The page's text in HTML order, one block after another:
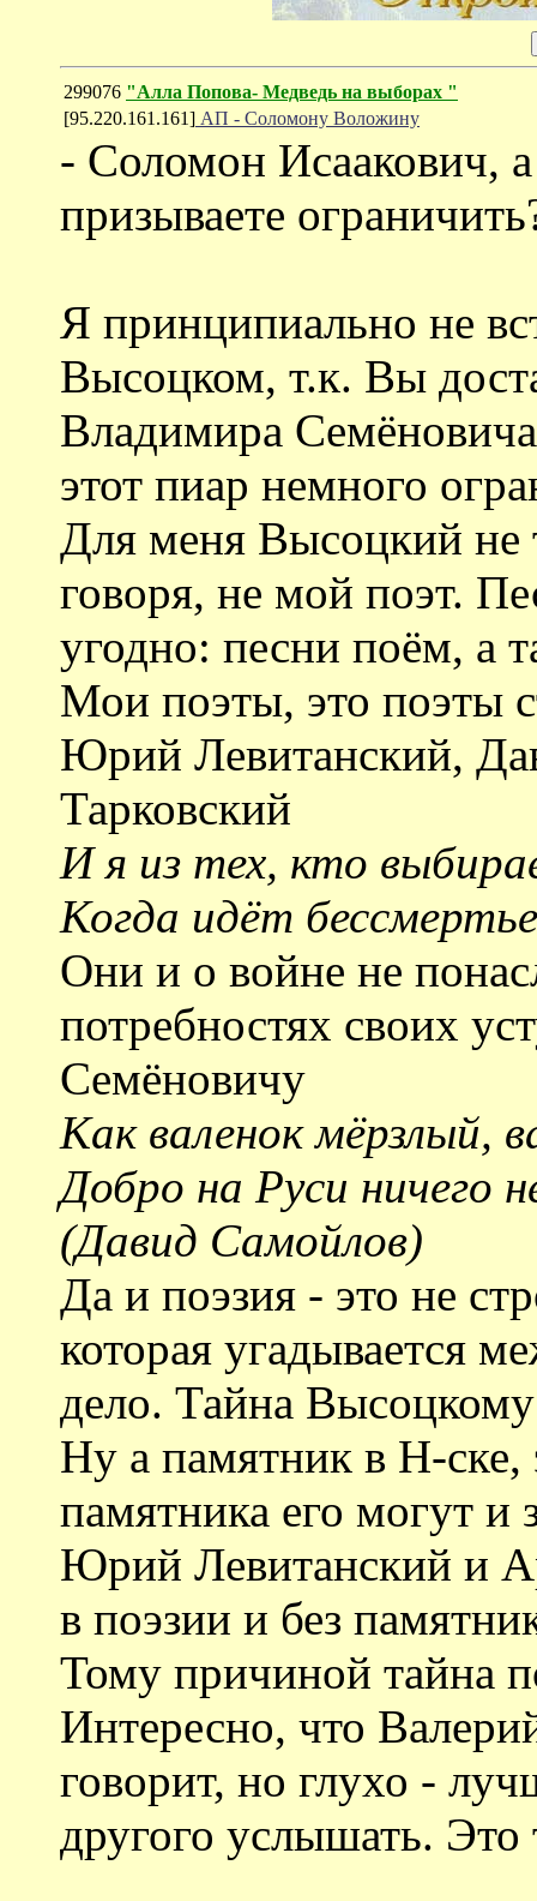
299076 "Алла Попова- Медведь на выборах "
[95.220.161.161] АП - Соломону Воложину
- Соломон Исаакович,
призываете
Я принципиально не
Высоцком, т.к. Вы
Владимира Семёновича
этот пиар немного
Для меня Высоцкий не
говоря, не мой поэт.
угодно: песни поём, а
Мои поэты, это поэты
Юрий Левитанский,
Тарковский
И я из тех, кто
Когда идёт
Они и о войне не
потребностях своих
Семёновичу
Как валенок мёрзлый,
Добро на Руси ничего
(Давид Самойлов)
Да и поэзия - это не
которая угадывается
дело. Тайна Высоцкому
Ну а памятник в Н-ске,
памятника его могут
Юрий Левитанский и
в поэзии и без
Тому причиной тайна
Интересно, что
говорит, но глухо -
другого услышать. Это